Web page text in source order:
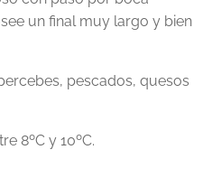
un final muy largo y bien
pescados, quesos
8ºC y 10ºC.